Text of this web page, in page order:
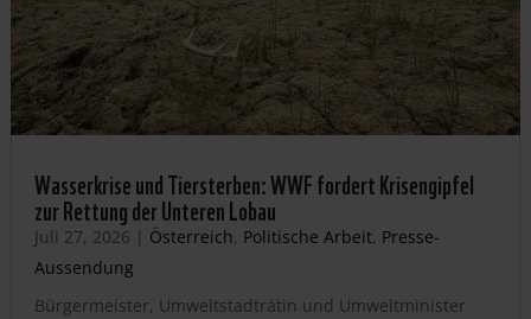
Wasserkrise und Tiersterben: WWF fordert Krisengipfel
zur Rettung der Unteren Lobau
Juli 27, 2026 | Österreich, Politische Arbeit, Presse-
Aussendung
Bürgermeister, Umweltstadträtin und Umweltminister